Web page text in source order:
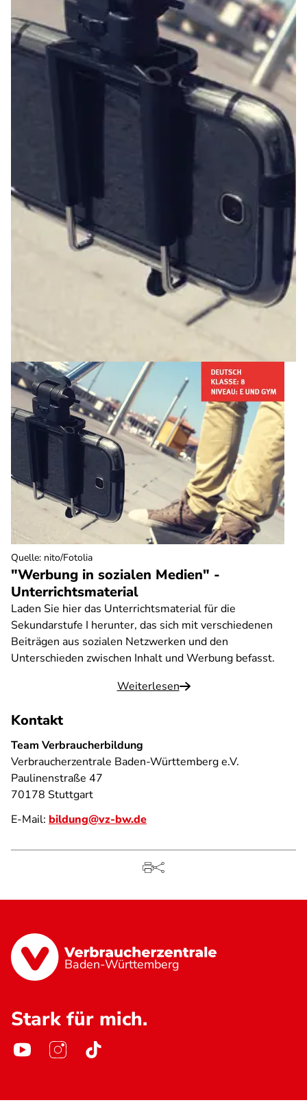
"Werbung in sozialen Medien" -
Unterrichtsmaterial
Laden Sie hier das Unterrichtsmaterial für die
Sekundarstufe I herunter, das sich mit verschiedenen
Beiträgen aus sozialen Netzwerken und den
Unterschieden zwischen Inhalt und Werbung befasst.
Weiterlesen
Quelle: nito/Fotolia
Kontakt
Team Verbraucherbildung
Verbraucherzentrale Baden-Württemberg e.V.
Paulinenstraße 47
70178 Stuttgart
E-Mail: bildung@vz-bw.de
Baden-Württemberg
Stark für mich.